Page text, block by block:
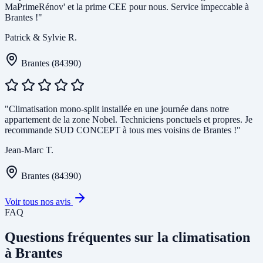
MaPrimeRénov' et la prime CEE pour nous. Service impeccable à
Brantes !"
Patrick & Sylvie R.
Brantes (84390)
"Climatisation mono-split installée en une journée dans notre
appartement de la zone Nobel. Techniciens ponctuels et propres. Je
recommande SUD CONCEPT à tous mes voisins de Brantes !"
Jean-Marc T.
Brantes (84390)
Voir tous nos avis
FAQ
Questions fréquentes sur la climatisation
à Brantes